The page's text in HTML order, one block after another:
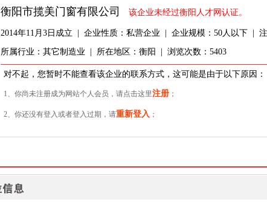
衡阳市揽美门窗有限公司 该企业未经过衡阳人才网认证。
2014年11月3日成立 | 企业性质：私营企业 | 企业规模：50人以下 | 注
所属行业：其它制造业 | 所在地区：衡阳 | 浏览次数：5403
对不起，您暂时不能查看该企业的联系方式，这可能是由于以下原因：
1、你尚未注册成为网站个人会员，请点击这里注册；
2、你还没有登入或者登入过期，请重新登入 ；